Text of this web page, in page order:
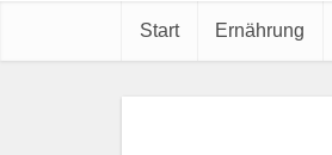
Start Ernährung